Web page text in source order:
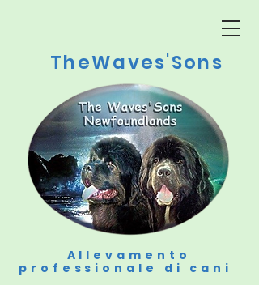
TheWaves'Sons
Allevamento
professionale di cani